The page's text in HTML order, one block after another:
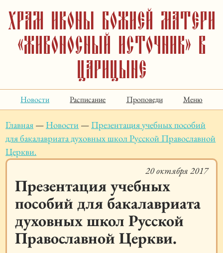
Храм иконы Божией Матери
«Живоносный Источник» в
Царицыне
Новости Расписание Проповеди Меню
Главная — Новости — Презентация учебных пособий
для бакалавриата духовных школ Русской Православной
Церкви.
20 октября 2017
Презентация учебных
пособий для бакалавриата
духовных школ Русской
Православной Церкви.